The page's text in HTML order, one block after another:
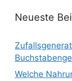
Neueste
Welche